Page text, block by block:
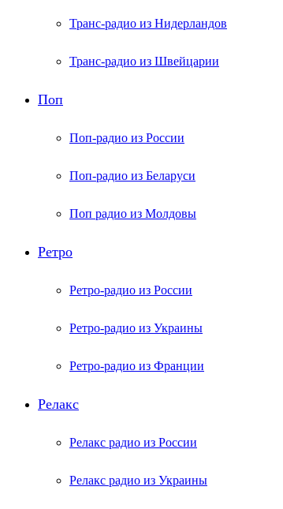
Транс-радио из Нидерландов
Транс-радио из Швейцарии
Поп
Поп-радио из России
Поп-радио из Беларуси
Поп радио из Молдовы
Ретро
Ретро-радио из России
Ретро-радио из Украины
Ретро-радио из Франции
Релакс
Релакс радио из России
Релакс радио из Украины